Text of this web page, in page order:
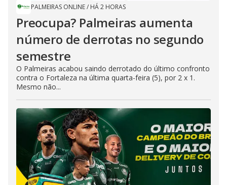
PALMEIRAS ONLINE/ HÁ 2 HORAS
Preocupa? Palmeiras aumenta
número de derrotas no segundo
semestre
O Palmeiras acabou saindo derrotado do último confronto
contra o Fortaleza na última quarta-feira (5), por 2 x 1.
Mesmo não...